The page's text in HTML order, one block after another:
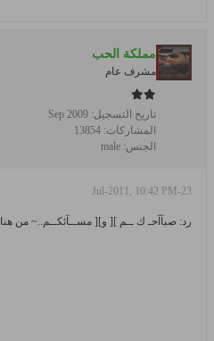
مملكة الحب
مشرف عام
تاريخ التسجيل: Sep 2009
المشاركات: 13854
الجنس: male
23-Jul-2011, 10:42 PM
رد: صبآآحـ ك ــم ][ و][ مســآئكــم..~ من هنا